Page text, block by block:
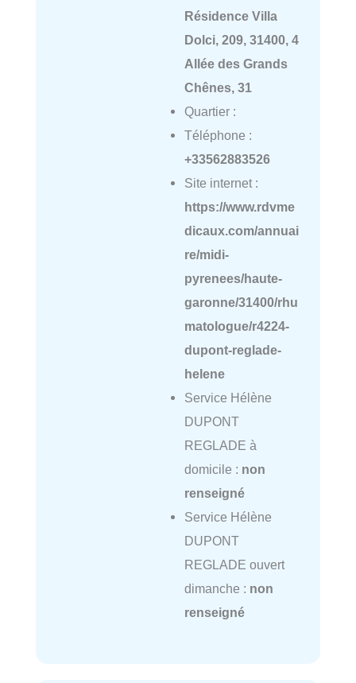
Résidence Villa
Dolci, 209, 31400, 4
Allée des Grands
Chênes, 31
Quartier :
Téléphone :
+33562883526
Site internet :
https://www.rdvme
dicaux.com/annuai
re/midi-
pyrenees/haute-
garonne/31400/rhu
matologue/r4224-
dupont-reglade-
helene
Service Hélène
DUPONT
REGLADE à
domicile : non
renseigné
Service Hélène
DUPONT
REGLADE ouvert
dimanche : non
renseigné